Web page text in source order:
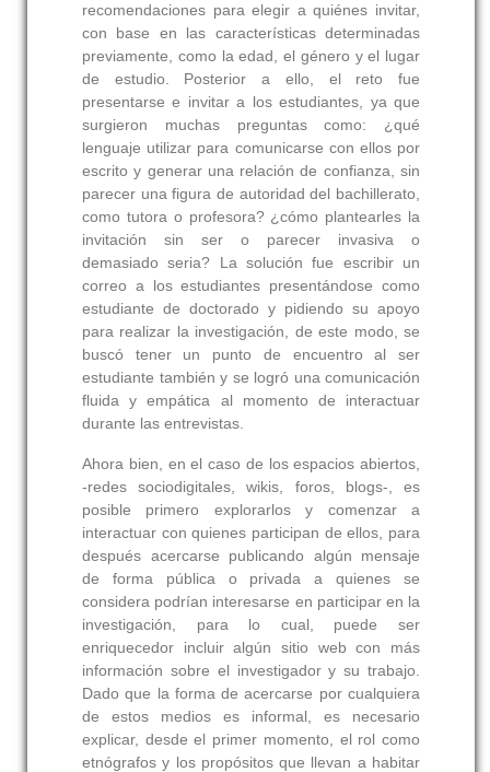
recomendaciones para elegir a quiénes invitar,
con base en las características determinadas
previamente, como la edad, el género y el lugar
de estudio. Posterior a ello, el reto fue
presentarse e invitar a los estudiantes, ya que
surgieron muchas preguntas como: ¿qué
lenguaje utilizar para comunicarse con ellos por
escrito y generar una relación de confianza, sin
parecer una figura de autoridad del bachillerato,
como tutora o profesora? ¿cómo plantearles la
invitación sin ser o parecer invasiva o
demasiado seria? La solución fue escribir un
correo a los estudiantes presentándose como
estudiante de doctorado y pidiendo su apoyo
para realizar la investigación, de este modo, se
buscó tener un punto de encuentro al ser
estudiante también y se logró una comunicación
fluida y empática al momento de interactuar
durante las entrevistas.
Ahora bien, en el caso de los espacios abiertos,
-redes sociodigitales, wikis, foros, blogs-, es
posible primero explorarlos y comenzar a
interactuar con quienes participan de ellos, para
después acercarse publicando algún mensaje
de forma pública o privada a quienes se
considera podrían interesarse en participar en la
investigación, para lo cual, puede ser
enriquecedor incluir algún sitio web con más
información sobre el investigador y su trabajo.
Dado que la forma de acercarse por cualquiera
de estos medios es informal, es necesario
explicar, desde el primer momento, el rol como
etnógrafos y los propósitos que llevan a habitar